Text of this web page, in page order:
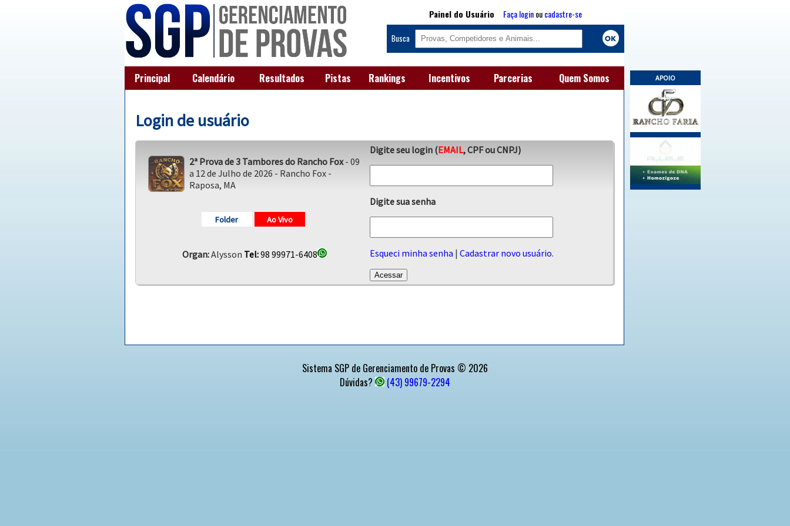
APOIO
Painel do Usuário Faça loginoucadastre-se
Busca
Principal Calendário Resultados Pistas Rankings Incentivos Parcerias Quem Somos
Login de usuário
2ª Prova de 3 Tambores do Rancho Fox- 09
a 12 de Julho de 2026 - Rancho Fox -
Raposa, MA
Folder Ao Vivo
Organ:Alysson Tel:98 99971-6408
Digite seu login (EMAIL, CPF ou CNPJ)
Digite sua senha
Esqueci minha senha | Cadastrar novo usuário.
Sistema SGP de Gerenciamento de Provas © 2026
Dúvidas?
(43) 99679-2294